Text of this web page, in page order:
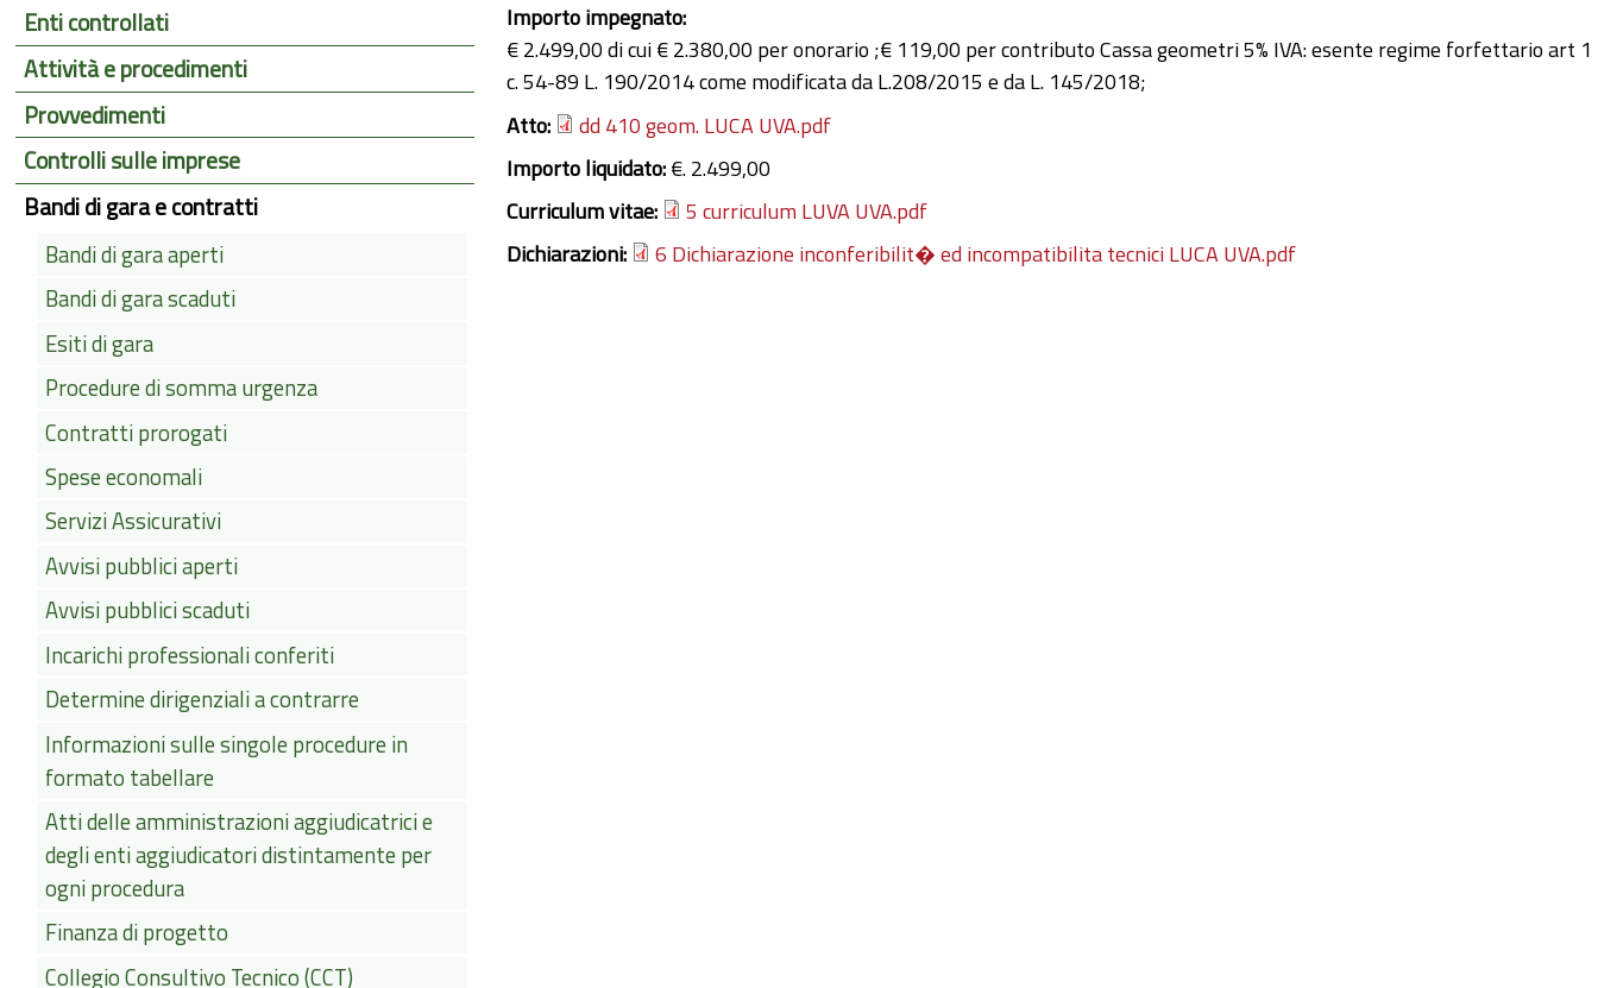
Importo impegnato:
€ 2.499,00 di cui € 2.380,00 per onorario ;€ 119,00 per contributo Cassa geometri 5% IVA: esente regime forfettario art 1
c. 54-89 L. 190/2014 come modificata da L.208/2015 e da L. 145/2018;
Atto:
dd 410 geom. LUCA UVA.pdf
Importo liquidato:€. 2.499,00
Curriculum vitae:
5 curriculum LUVA UVA.pdf
Dichiarazioni:
6 Dichiarazione inconferibilit� ed incompatibilita tecnici LUCA UVA.pdf
Enti controllati
Attività e procedimenti
Provvedimenti
Controlli sulle imprese
Bandi di gara e contratti
Bandi di gara aperti
Bandi di gara scaduti
Esiti di gara
Procedure di somma urgenza
Contratti prorogati
Spese economali
Servizi Assicurativi
Avvisi pubblici aperti
Avvisi pubblici scaduti
Incarichi professionali conferiti
Determine dirigenziali a contrarre
Informazioni sulle singole procedure in
formato tabellare
Atti delle amministrazioni aggiudicatrici e
degli enti aggiudicatori distintamente per
ogni procedura
Finanza di progetto
Collegio Consultivo Tecnico (CCT)